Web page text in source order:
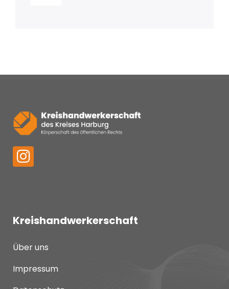
Kreishandwerkerschaft
Über uns
Impressum